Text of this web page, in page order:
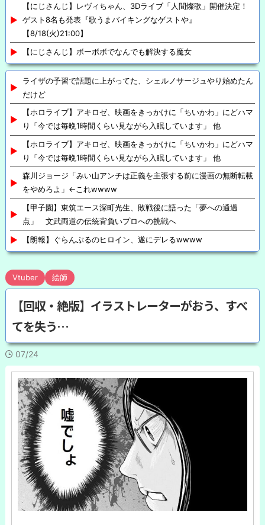
【にじさんじ】レヴィちゃん、3Dライブ「人間燦歌」開催決定！
ゲスト8名も発表『歌うまバイキングなゲストや』
【8/18(火)21:00】
【にじさんじ】ボーボボでなんでも解決する魔女
ライザの予習で話題に上がってた、シェルノサージュやり始めたん
だけど
【ホロライブ】アキロゼ、映画をきっかけに「ちいかわ」にどハマ
り「今では毎晩1時間くらい見ながら入眠しています」 他
【ホロライブ】アキロゼ、映画をきっかけに「ちいかわ」にどハマ
り「今では毎晩1時間くらい見ながら入眠しています」 他
森川ジョージ「みい山アンチは正義を主張する前に漫画の無断転載
をやめろよ」←これwwww
【甲子園】東筑エース深町光生、敗戦後に語った「夢への通過
点」 文武両道の伝統背負いプロへの挑戦へ
【朗報】ぐらんぶるのヒロイン、遂にデレるwwww
Vtuber 絵師
【回収・絶版】イラストレーターがおう、すべ
てを失う…
07/24